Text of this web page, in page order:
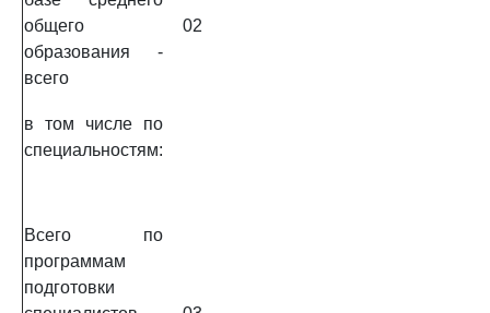
общего
образования -
всего
02
в том числе по
специальностям:
Всего по
программам
подготовки